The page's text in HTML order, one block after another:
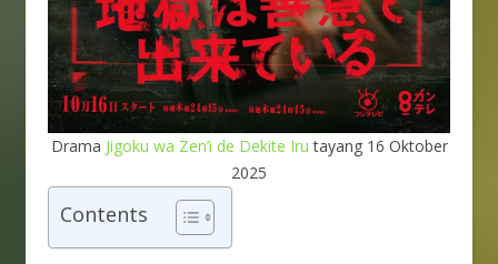
Drama Jigoku wa Zen’i de Dekite Iru tayang 16 Oktober
2025
Contents